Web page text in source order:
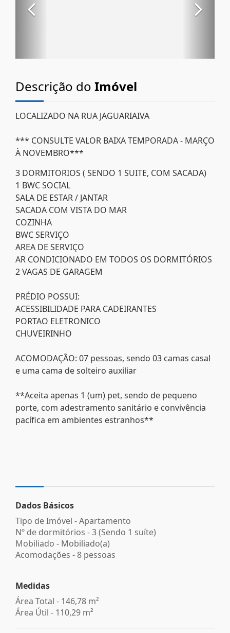
Descrição do Imóvel
LOCALIZADO NA RUA JAGUARIAIVA
*** CONSULTE VALOR BAIXA TEMPORADA - MARÇO
À NOVEMBRO***
3 DORMITORIOS ( SENDO 1 SUITE, COM SACADA)
1 BWC SOCIAL
SALA DE ESTAR / JANTAR
SACADA COM VISTA DO MAR
COZINHA
BWC SERVIÇO
AREA DE SERVIÇO
AR CONDICIONADO EM TODOS OS DORMITÓRIOS
2 VAGAS DE GARAGEM
PRÉDIO POSSUI:
ACESSIBILIDADE PARA CADEIRANTES
PORTAO ELETRONICO
CHUVEIRINHO
ACOMODAÇÃO: 07 pessoas, sendo 03 camas casal
e uma cama de solteiro auxiliar
**Aceita apenas 1 (um) pet, sendo de pequeno
porte, com adestramento sanitário e convivência
pacífica em ambientes estranhos**
Dados Básicos
Tipo de Imóvel - Apartamento
Nº de dormitórios - 3 (Sendo 1 suíte)
Mobiliado - Mobiliado(a)
Acomodações - 8 pessoas
Medidas
Área Total - 146,78 m²
Área Útil - 110,29 m²